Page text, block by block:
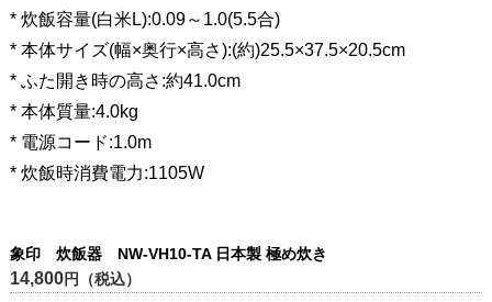
* 炊飯容量(白米L):0.09～1.0(5.5合)
* 本体サイズ(幅×奥行×高さ):(約)25.5×37.5×20.5cm
* ふた開き時の高さ:約41.0cm
* 本体質量:4.0kg
* 電源コード:1.0m
* 炊飯時消費電力:1105W
象印 炊飯器 NW-VH10-TA 日本製 極め炊き
14,800円（税込）